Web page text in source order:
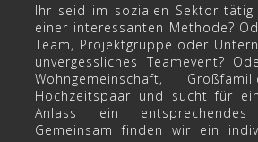
Ihr seid im sozialen Sektor tätig
einer interessanten Methode?
Team, Projektgruppe oder
unvergessliches Teamevent?
Wohngemeinschaft,
Hochzeitspaar und sucht für
Anlass ein entsprechendes
Gemeinsam finden wir ein